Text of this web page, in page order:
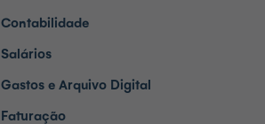
Contabilidade
Salários
Gastos e Arquivo Digital
Faturação